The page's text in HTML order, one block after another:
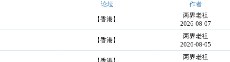
论坛 作者
【香港】
两界老祖
2026-08-07
【香港】
两界老祖
2026-08-05
两界老祖